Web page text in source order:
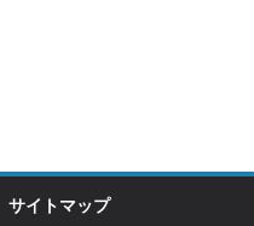
サイトマップ